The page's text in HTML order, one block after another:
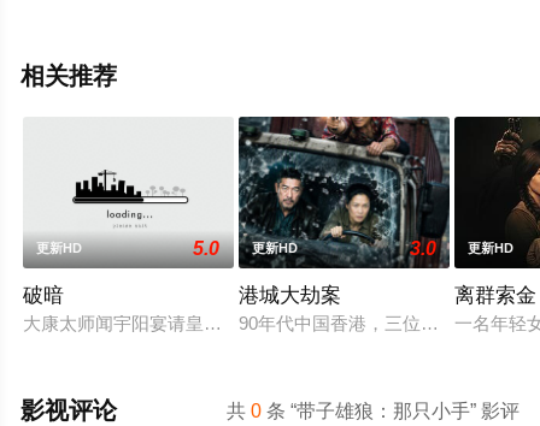
相关推荐
更新HD 5.0
破暗
大康太师闻宇阳宴请皇上义子神策府神威将军冷啸天，席间告知
更新HD 3.0
港城大劫案
90年代中国香港，三位深陷生存绝
更新HD
离群索金
一名年轻
共0 条 “带子雄狼：那只小手” 影评
影视评论